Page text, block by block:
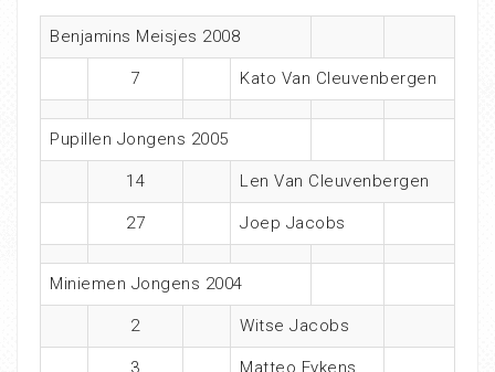
Benjamins Meisjes 2008
7 Kato Van Cleuvenbergen
Pupillen Jongens 2005
14 Len Van Cleuvenbergen
27 Joep Jacobs
Miniemen Jongens 2004
2 Witse Jacobs
3 Matteo Eykens